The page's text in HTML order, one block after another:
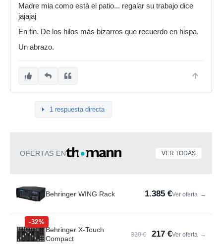
Madre mia como está el patio... regalar su trabajo dice
jajajaj
En fin. De los hilos más bizarros que recuerdo en hispa.
Un abrazo.
1 respuesta directa
OFERTAS EN VER TODAS
Behringer WING Rack 1.385 €Ver oferta →
-32%
Behringer X-Touch
Compact
320 € 217 €Ver oferta →